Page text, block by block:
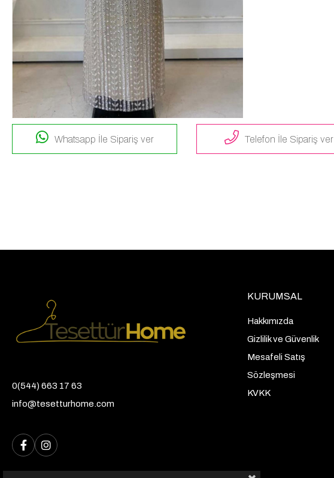
Whatsapp İle Sipariş ver Telefon İle Sipariş ver
0(544) 663 17 63
info@tesetturhome.com
KURUMSAL
Hakkımızda
Gizlilik ve Güvenlik
Mesafeli Satış
Sözleşmesi
KVKK